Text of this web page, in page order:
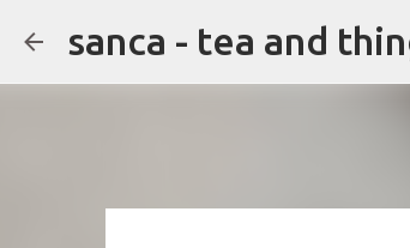
sanca - tea and